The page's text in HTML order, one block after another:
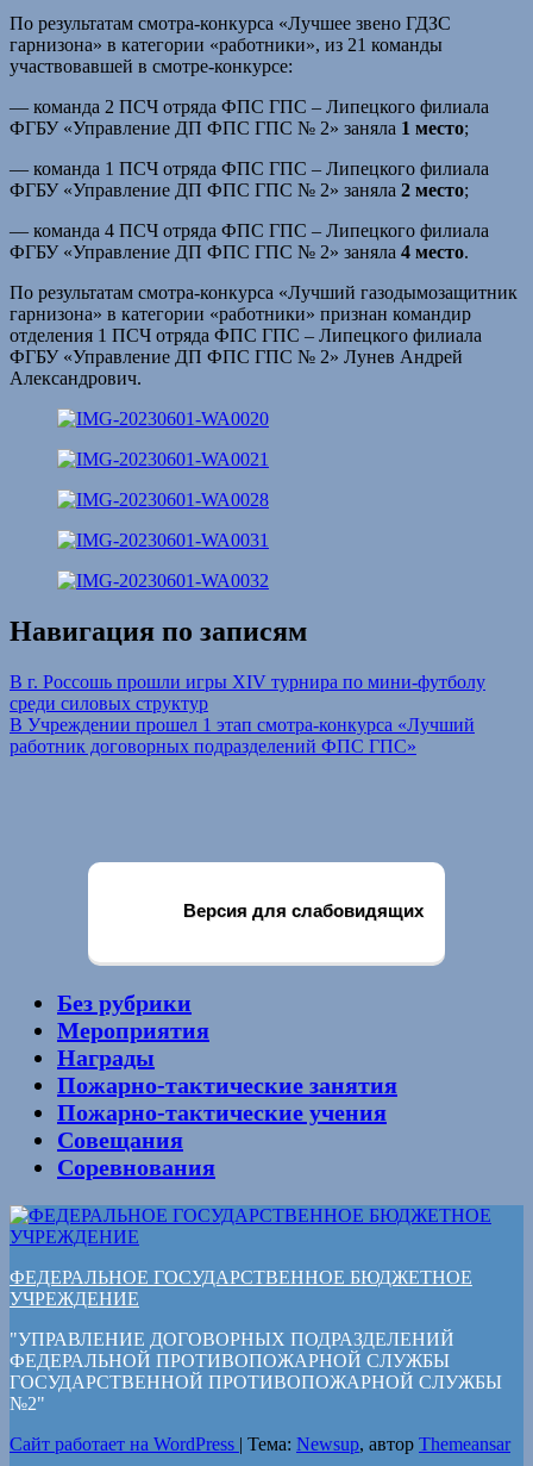
По результатам смотра-конкурса «Лучшее звено ГДЗС
гарнизона» в категории «работники», из 21 команды
участвовавшей в смотре-конкурсе:
— команда 2 ПСЧ отряда ФПС ГПС – Липецкого филиала
ФГБУ «Управление ДП ФПС ГПС № 2» заняла 1 место;
— команда 1 ПСЧ отряда ФПС ГПС – Липецкого филиала
ФГБУ «Управление ДП ФПС ГПС № 2» заняла 2 место;
— команда 4 ПСЧ отряда ФПС ГПС – Липецкого филиала
ФГБУ «Управление ДП ФПС ГПС № 2» заняла 4 место.
По результатам смотра-конкурса «Лучший газодымозащитник
гарнизона» в категории «работники» признан командир
отделения 1 ПСЧ отряда ФПС ГПС – Липецкого филиала
ФГБУ «Управление ДП ФПС ГПС № 2» Лунев Андрей
Александрович.
Навигация по записям
В г. Россошь прошли игры XIV турнира по мини-футболу
среди силовых структур
В Учреждении прошел 1 этап смотра-конкурса «Лучший
работник договорных подразделений ФПС ГПС»
Версия для слабовидящих
Без рубрики
Мероприятия
Награды
Пожарно-тактические занятия
Пожарно-тактические учения
Совещания
Соревнования
ФЕДЕРАЛЬНОЕ ГОСУДАРСТВЕННОЕ БЮДЖЕТНОЕ
УЧРЕЖДЕНИЕ
"УПРАВЛЕНИЕ ДОГОВОРНЫХ ПОДРАЗДЕЛЕНИЙ
ФЕДЕРАЛЬНОЙ ПРОТИВОПОЖАРНОЙ СЛУЖБЫ
ГОСУДАРСТВЕННОЙ ПРОТИВОПОЖАРНОЙ СЛУЖБЫ
№2"
Сайт работает на WordPress | Тема: Newsup, автор Themeansar